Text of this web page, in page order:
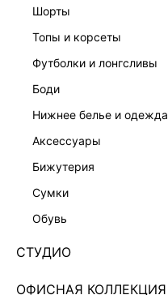
шорты
топы и корсеты
футболки и лонгсливы
боди
нижнее белье и
аксессуары
бижутерия
сумки
обувь
СТУДИО
ОФИСНАЯ КОЛЛЕКЦИЯ
ВЕЧЕРНЯЯ КОЛЛЕКЦИЯ
ДЖИНСЫ RELAXED
НАПЫЛЕНИЕМ
Нет в наличии